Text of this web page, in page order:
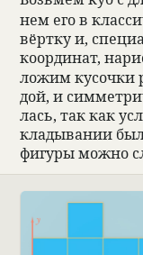
нем его в
вёртку и,
коор­ди­нат,
ложим кусочки
дой, и
лась, так как
кла­ды­ва­нии
фигуры можно